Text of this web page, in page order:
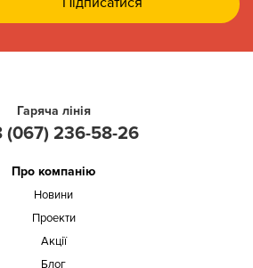
Гаряча лінія
(067) 236-58-26
Про компанію
Новини
Проекти
Акції
Блог